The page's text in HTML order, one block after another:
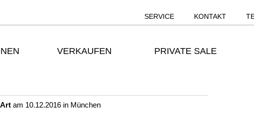
SERVICE KONTAKT
VERKAUFEN PRIVATE SALE
am 10.12.2016 in München